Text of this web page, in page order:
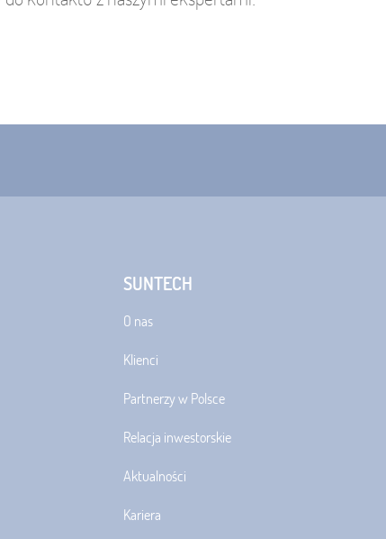
SUNTECH
O nas
Klienci
Partnerzy w Polsce
Relacja inwestorskie
Aktualności
Kariera